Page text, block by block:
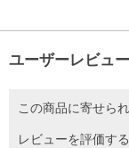
ユーザーレビュー
この商品に寄せら
レビューを評価す